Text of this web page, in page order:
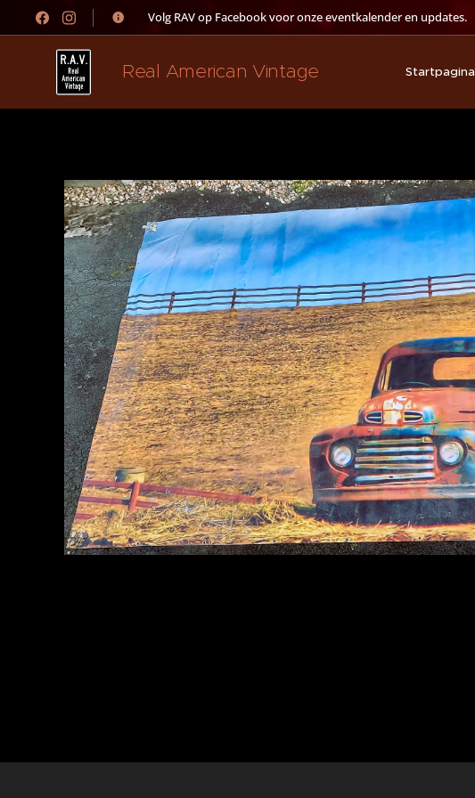
👉 Volg RAV op Facebook voor onze eventkalender en updates.
Real American Vintage Startpagina